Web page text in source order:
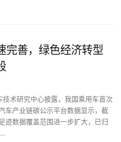
完善，绿色经济转型
术研究中心披露，我国乘用车首次
车产业链碳公示平台数据显示，截
迹数据覆盖范围进一步扩大，已归